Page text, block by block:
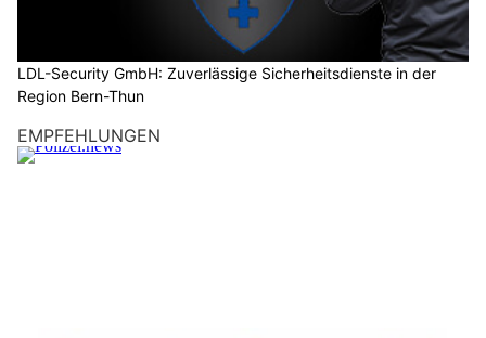
LDL-Security GmbH: Zuverlässige Sicherheitsdienste in der
Region Bern-Thun
EMPFEHLUNGEN